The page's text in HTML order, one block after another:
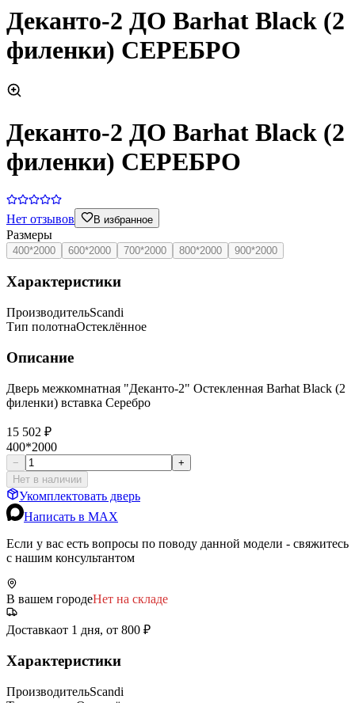
Деканто-2 ДО Barhat Black (2
филенки) СЕРЕБРО
Деканто-2 ДО Barhat Black (2
филенки) СЕРЕБРО
Нет отзывов В избранное
Размеры
400*2000 600*2000 700*2000 800*2000 900*2000
Характеристики
ПроизводительScandi
Тип полотнаОстеклённое
Описание
Дверь межкомнатная "Деканто-2" Остекленная Barhat Black (2
филенки) вставка Серебро
15 502 ₽
400*2000
−
+
Нет в наличии
Укомплектовать дверь
Написать в MAX
Если у вас есть вопросы по поводу данной модели - свяжитесь
с нашим консультантом
В вашем городеНет на складе
Доставкаот 1 дня, от 800 ₽
Характеристики
ПроизводительScandi